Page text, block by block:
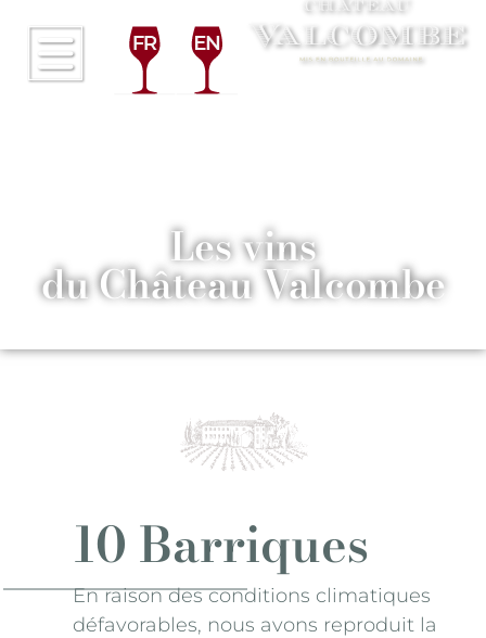
Les vins
du Château Valcombe
10 Barriques
En raison des conditions climatiques
défavorables, nous avons reproduit la